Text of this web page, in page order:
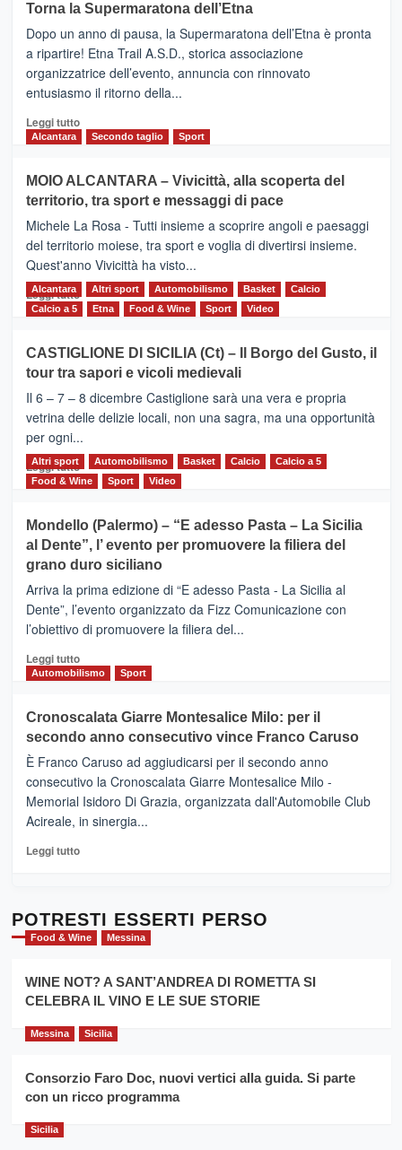
BROOKS
SuperMaratona
dell’Etna,
presentata
l’edizione
2026
Torna la Supermaratona dell’Etna
Dopo un anno di pausa, la Supermaratona dell’Etna è pronta
a ripartire! Etna Trail A.S.D., storica associazione
organizzatrice dell’evento, annuncia con rinnovato
entusiasmo il ritorno della...
Leggi tuttoLeggi
Torna
la
Supermaratona
dell’Etna
Alcantara Secondo taglio Sport
MOIO ALCANTARA – Vivicittà, alla scoperta del
territorio, tra sport e messaggi di pace
Michele La Rosa - Tutti insieme a scoprire angoli e paesaggi
del territorio moiese, tra sport e voglia di divertirsi insieme.
Quest'anno Vivicittà ha visto...
Leggi tutto Leggi
MOIO
ALCANTARA
–
Vivicittà,
alla
scoperta
del
territorio,
e
messaggi
di
Alcantara Altri sport Automobilismo Basket
Calcio
Calcio a 5
Etna Food & Wine Sport Video
CASTIGLIONE DI SICILIA (Ct) – Il Borgo del Gusto, il
tour tra sapori e vicoli medievali
Il 6 – 7 – 8 dicembre Castiglione sarà una vera e propria
vetrina delle delizie locali, non una sagra, ma una opportunità
per ogni...
Leggi tuttoLeggi
di
CASTIGLIONE
DI
SICILIA
(Ct)
–
Il
Borgo
Gusto,
il
tra
sapori
vicoli
medievali
Altri sport Automobilismo Basket Calcio
Calcio a 5
Food & Wine
Sport Video
Mondello (Palermo) – “E adesso Pasta – La Sicilia
al Dente”, l’ evento per promuovere la filiera del
grano duro siciliano
Arriva la prima edizione di “E adesso Pasta - La Sicilia al
Dente”, l’evento organizzato da Fizz Comunicazione con
l’obiettivo di promuovere la filiera del...
Leggi tuttoLeggi
di
Mondello
(Palermo)
–
“E
adesso
Pasta
–
Sicilia
l’
evento
per
la
filiera
grano
Automobilismo Sport
Cronoscalata Giarre Montesalice Milo: per il
secondo anno consecutivo vince Franco Caruso
È Franco Caruso ad aggiudicarsi per il secondo anno
consecutivo la Cronoscalata Giarre Montesalice Milo -
Memorial Isidoro Di Grazia, organizzata dall'Automobile Club
Acireale, in sinergia...
Leggi tuttoLeggi
Cronoscalata
Giarre
Montesalice
per
il
anno
Franco
Caruso
POTRESTI ESSERTI PERSO
Food & Wine Messina
WINE NOT? A SANT’ANDREA DI ROMETTA SI
CELEBRA IL VINO E LE SUE STORIE
Messina Sicilia
Consorzio Faro Doc, nuovi vertici alla guida. Si parte
con un ricco programma
Sicilia